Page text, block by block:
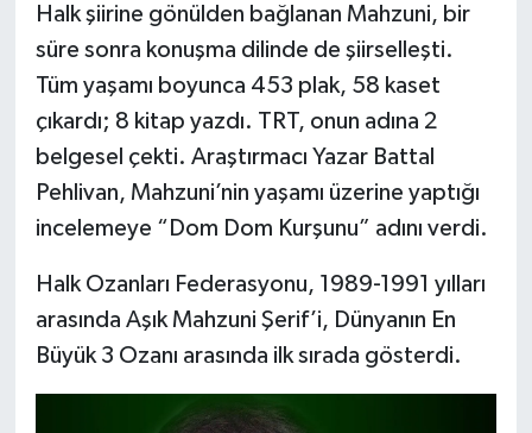
Halk şiirine gönülden bağlanan Mahzuni, bir
süre sonra konuşma dilinde de şiirselleşti.
Tüm yaşamı boyunca 453 plak, 58 kaset
çıkardı; 8 kitap yazdı. TRT, onun adına 2
belgesel çekti. Araştırmacı Yazar Battal
Pehlivan, Mahzuni’nin yaşamı üzerine yaptığı
incelemeye “Dom Dom Kurşunu” adını verdi.
Halk Ozanları Federasyonu, 1989-1991 yılları
arasında Aşık Mahzuni Şerif’i, Dünyanın En
Büyük 3 Ozanı arasında ilk sırada gösterdi.